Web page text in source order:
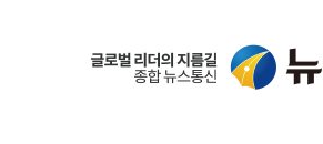
中 전방위 아파트 부양, 수도 베
인제 용대리 계곡서 수위 상승